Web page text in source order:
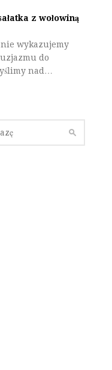
z wołowiną
nie wykazujemy
do
nad…